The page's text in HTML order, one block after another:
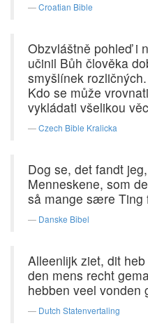
Croatian Bible
Obzvláštně pohleď i
učinil Bůh člověka
smyšlínek
Kdo se může
vykládati všelikou
Czech Bible Kralicka
Dog se, det fandt
Menneskene, som
så mange sære Ting
Danske Bibel
Alleenlijk ziet, dit
den mens recht
hebben veel vonden
Dutch Statenvertaling